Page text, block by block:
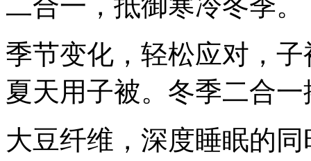
季节变化，轻松应对，
夏天用子被。冬季二合一
大豆纤维，深度睡眠的